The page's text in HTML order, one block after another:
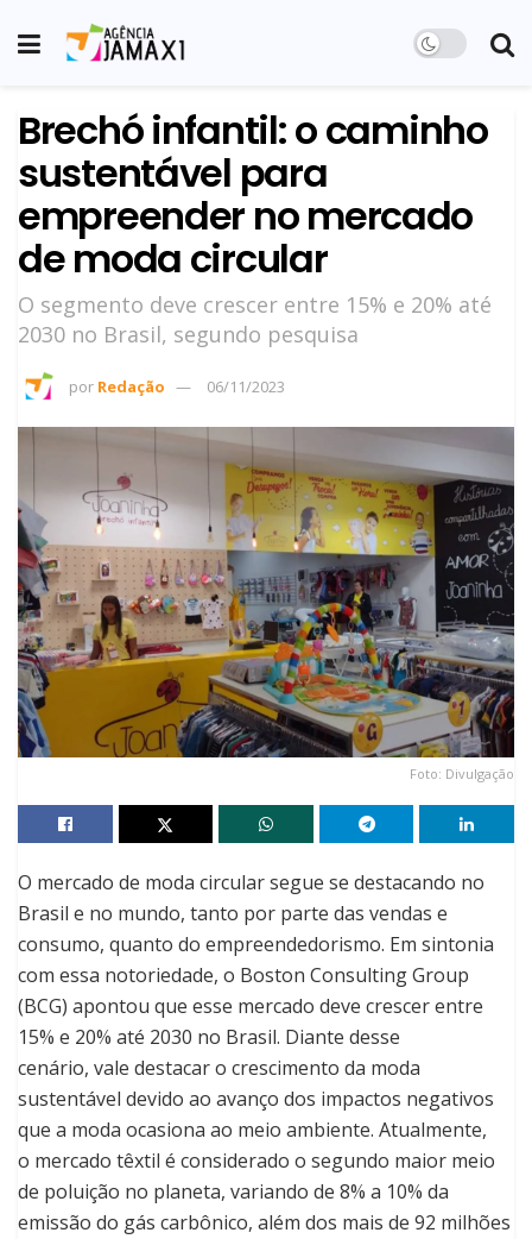
Brechó infantil: o caminho
sustentável para
empreender no mercado
de moda circular
O segmento deve crescer entre 15% e 20% até
2030 no Brasil, segundo pesquisa
por Redação 06/11/2023
Foto: Divulgação
O mercado de moda circular segue se destacando no
Brasil e no mundo, tanto por parte das vendas e
consumo, quanto do empreendedorismo. Em sintonia
com essa notoriedade, o Boston Consulting Group
(BCG) apontou que esse mercado deve crescer entre
15% e 20% até 2030 no Brasil. Diante desse
cenário, vale destacar o crescimento da moda
sustentável devido ao avanço dos impactos negativos
que a moda ocasiona ao meio ambiente. Atualmente,
o mercado têxtil é considerado o segundo maior meio
de poluição no planeta, variando de 8% a 10% da
emissão do gás carbônico, além dos mais de 92 milhões